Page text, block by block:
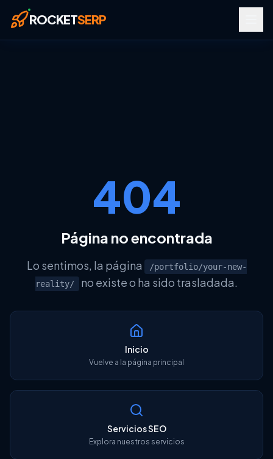
Saltar al contenido principal
ROCKETSERP
Glosario SEO
Glosario Google Tools
Herramientas SEO
404
Página no encontrada
Lo sentimos, la página
/portfolio/your-new-
reality/
no existe o ha sido trasladada.
Inicio
Vuelve a la página principal
Servicios SEO
Explora nuestros servicios